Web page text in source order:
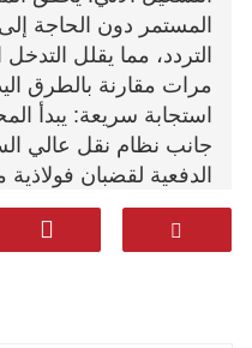
المستمر دون الحاجة
التردد، مما يقلل
مرات مقارنة بالطرق
استجابة سريعة: يبدأ
جانب نظام نقل عالي
الدفعية لقضبان
وهو مناسب بشكل خاص
الزمنية الضيقة.
الحد الميكانيكية